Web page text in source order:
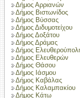
Δήμος Αρριανών
Δήμος Βιστωνίδος
Δήμος Βύσσας
Δήμος Διδυμοτείχου
Δήμος Δοξάτου
Δήμος Δράμας
Δήμος
Δήμος Ελευθερών
Δήμος Θάσου
Δήμος Ιάσμου
Δήμος Καβάλας
Δήμος Καλαμπακίου
Δήμος Κάτω